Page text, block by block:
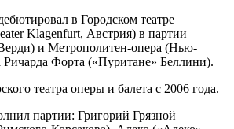
в Городском театре
Klagenfurt, Австрия) в партии
и Метрополитен-опера (Нью-
Форта («Пуритане» Беллини).
театра оперы и балета с 2006 года.
партии: Григорий Грязной